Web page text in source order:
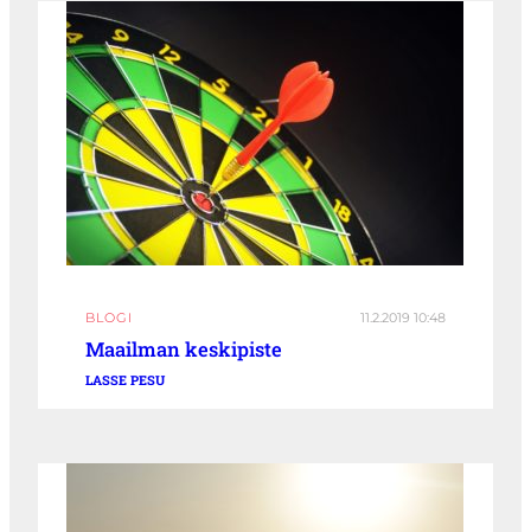
BLOGI 11.2.2019 10:48
Maailman keskipiste
LASSE PESU